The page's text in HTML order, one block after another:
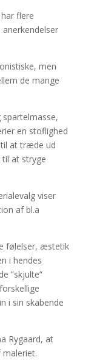
flere
men
de mange
spartelmasse,
en stoflighed
at træde ud
at stryge
viser
af bl.a
følelser, æstetik
i hendes
”skjulte”
i sin skabende
Rygaard, at
maleriet.